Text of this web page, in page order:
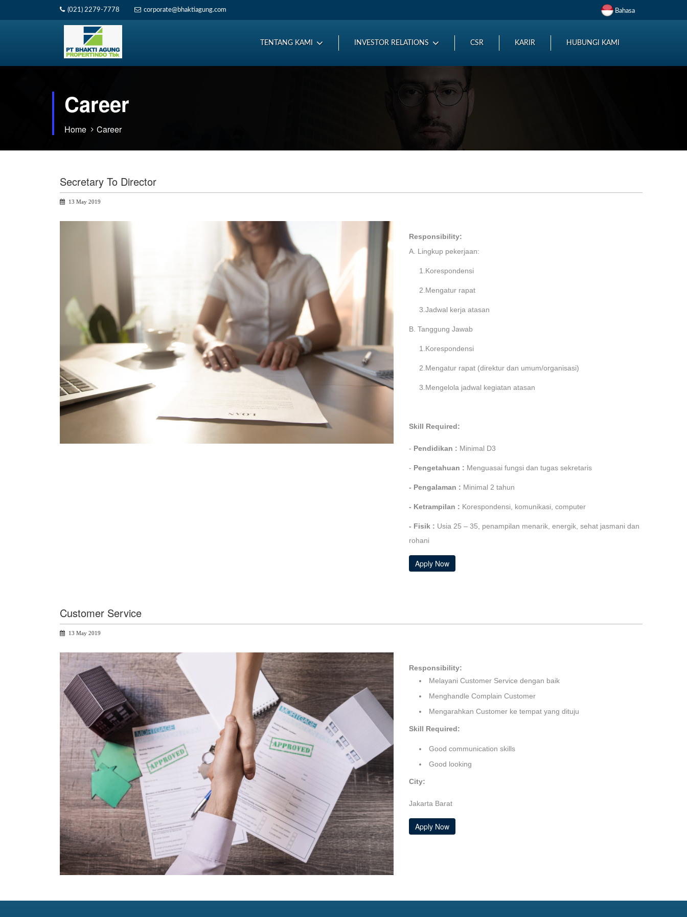
(021) 2279-7778 corporate@bhaktiagung.com Bahasa
TENTANG KAMI INVESTOR RELATIONS CSR KARIR HUBUNGI KAMI
Career
Home Career
Secretary To Director
13 May 2019
Responsibility:
A. Lingkup pekerjaan:
1.Korespondensi
2.Mengatur rapat
3.Jadwal kerja atasan
B. Tanggung Jawab
1.Korespondensi
2.Mengatur rapat (direktur dan umum/organisasi)
3.Mengelola jadwal kegiatan atasan
Skill Required:
- Pendidikan : Minimal D3
- Pengetahuan : Menguasai fungsi dan tugas sekretaris
- Pengalaman : Minimal 2 tahun
- Ketrampilan : Korespondensi, komunikasi, computer
- Fisik : Usia 25 – 35, penampilan menarik, energik, sehat jasmani dan
rohani
Apply Now
Customer Service
13 May 2019
Responsibility:
Melayani Customer Service dengan baik
Menghandle Complain Customer
Mengarahkan Customer ke tempat yang dituju
Skill Required:
Good communication skills
Good looking
City:
Jakarta Barat
Apply Now